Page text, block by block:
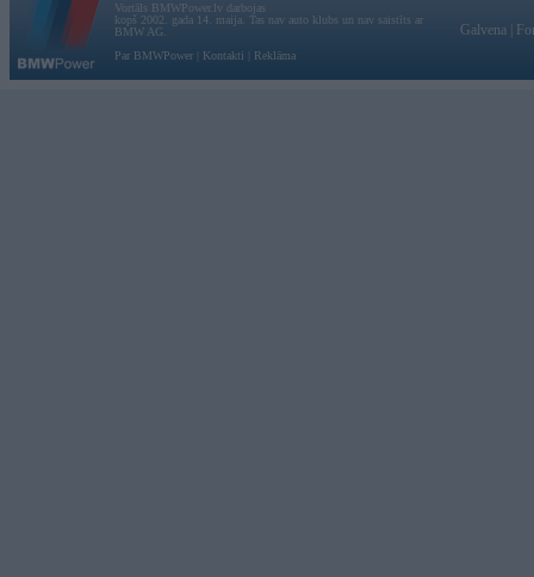
Vortāls BMWPower.lv darbojas
kopš 2002. gada 14. maija. Tas nav auto klubs un nav saistīts ar
BMW AG.
Par BMWPower
Kontakti Reklāma
Galvena